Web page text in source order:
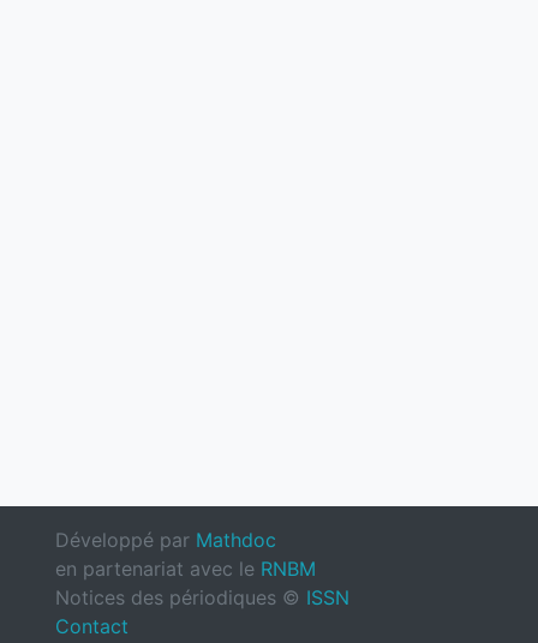
Développé par Mathdoc
en partenariat avec le RNBM
Notices des périodiques © ISSN
Contact